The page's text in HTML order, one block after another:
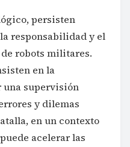
persisten
responsabilidad y el
robots militares.
en la
una supervisión
y dilemas
en un contexto
acelerar las